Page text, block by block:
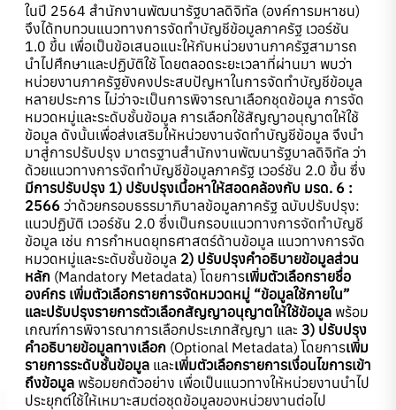
ในปี 2564 สำนักงานพัฒนารัฐบาลดิจิทัล (องค์การมหาชน)
จึงได้ทบทวนแนวทางการจัดทำบัญชีข้อมูลภาครัฐ เวอร์ชัน
1.0 ขึ้น เพื่อเป็นข้อเสนอแนะให้กับหน่วยงานภาครัฐสามารถ
นำไปศึกษาและปฏิบัติใช้ โดยตลอดระยะเวลาที่ผ่านมา พบว่า
หน่วยงานภาครัฐยังคงประสบปัญหาในการจัดทำบัญชีข้อมูล
หลายประการ ไม่ว่าจะเป็นการพิจารณาเลือกชุดข้อมูล การจัด
หมวดหมู่และระดับชั้นข้อมูล การเลือกใช้สัญญาอนุญาตให้ใช้
ข้อมูล ดังนั้นเพื่อส่งเสริมให้หน่วยงานจัดทำบัญชีข้อมูล จึงนำ
มาสู่การปรับปรุง มาตรฐานสำนักงานพัฒนารัฐบาลดิจิทัล ว่า
ด้วยแนวทางการจัดทำบัญชีข้อมูลภาครัฐ เวอร์ชัน 2.0 ขึ้น ซึ่ง
มีการปรับปรุง 1) ปรับปรุงเนื้อหาให้สอดคล้องกับ มรด. 6 :
2566 ว่าด้วยกรอบธรรมาภิบาลข้อมูลภาครัฐ ฉบับปรับปรุง:
แนวปฏิบัติ เวอร์ชัน 2.0 ซึ่งเป็นกรอบแนวทางการจัดทำบัญชี
ข้อมูล เช่น การกำหนดยุทธศาสตร์ด้านข้อมูล แนวทางการจัด
หมวดหมู่และระดับชั้นข้อมูล 2) ปรับปรุงคำอธิบายข้อมูลส่วน
หลัก (Mandatory Metadata) โดยการเพิ่มตัวเลือกรายชื่อ
องค์กร เพิ่มตัวเลือกรายการจัดหมวดหมู่ “ข้อมูลใช้ภายใน”
และปรับปรุงรายการตัวเลือกสัญญาอนุญาตให้ใช้ข้อมูล พร้อม
เกณฑ์การพิจารณาการเลือกประเภทสัญญา และ 3) ปรับปรุง
คำอธิบายข้อมูลทางเลือก (Optional Metadata) โดยการเพิ่ม
รายการระดับชั้นข้อมูล และเพิ่มตัวเลือกรายการเงื่อนไขการเข้า
ถึงข้อมูล พร้อมยกตัวอย่าง เพื่อเป็นแนวทางให้หน่วยงานนำไป
ประยุกต์ใช้ให้เหมาะสมต่อชุดข้อมูลของหน่วยงานต่อไป